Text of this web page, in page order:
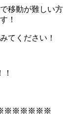
移動が難しい方
！
てください！